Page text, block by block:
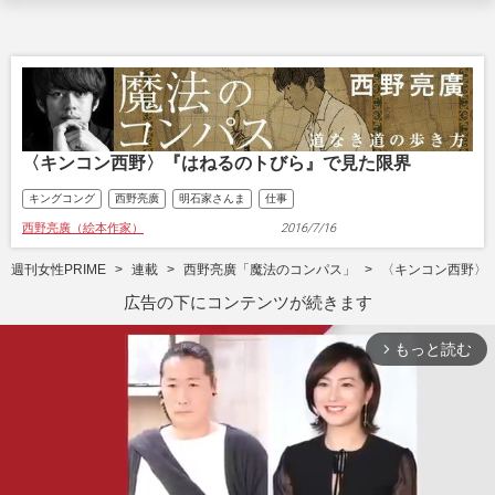
〈キンコン西野〉『はねるのトびら』で見た限界
キングコング 西野亮廣 明石家さんま 仕事
西野亮廣（絵本作家） 2016/7/16
週刊女性PRIME 連載 西野亮廣「魔法のコンパス」 〈キンコン西野
広告の下にコンテンツが続きます
arrow_forward_ios もっと読む